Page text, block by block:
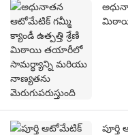
మిఠాయి